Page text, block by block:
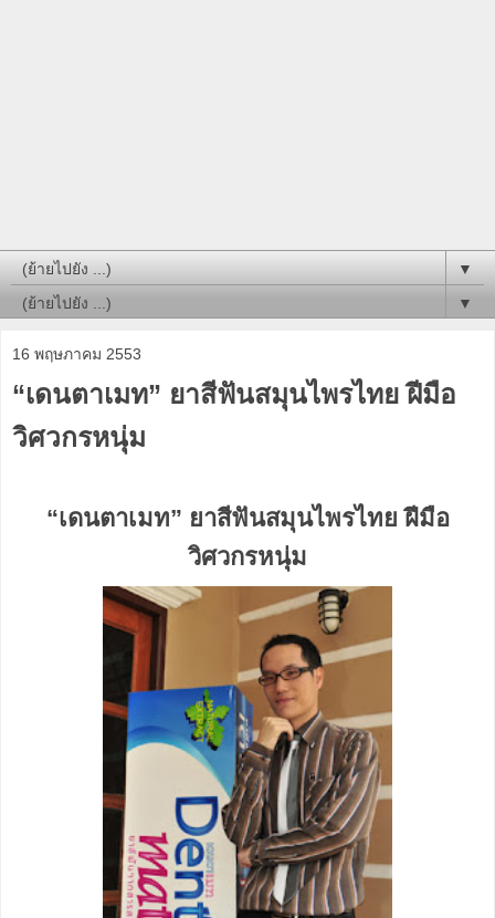
▼
▼
16 พฤษภาคม 2553
“เดนตาเมท” ยาสีฟันสมุนไพรไทย ฝีมือ
วิศวกรหนุ่ม
“เดนตาเมท” ยาสีฟันสมุนไพรไทย ฝีมือ
วิศวกรหนุ่ม